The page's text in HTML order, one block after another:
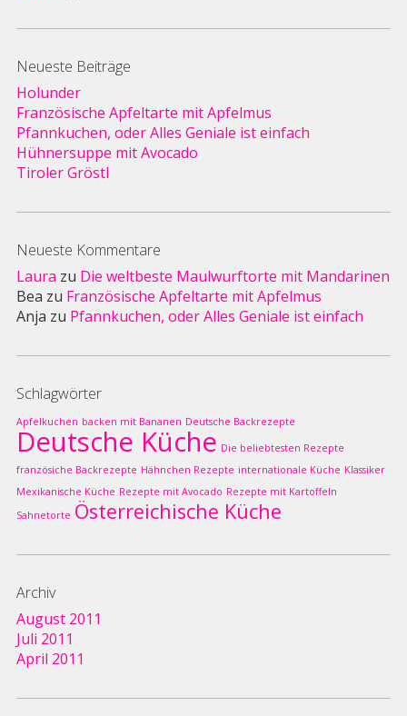
Neueste Beiträge
Holunder
Französische Apfeltarte mit Apfelmus
Pfannkuchen, oder Alles Geniale ist einfach
Hühnersuppe mit Avocado
Tiroler Gröstl
Neueste Kommentare
Laura zu Die weltbeste Maulwurftorte mit Mandarinen
Bea zu Französische Apfeltarte mit Apfelmus
Anja zu Pfannkuchen, oder Alles Geniale ist einfach
Schlagwörter
Apfelkuchen backen mit Bananen Deutsche Backrezepte
Deutsche Küche Die beliebtesten Rezepte
französiche Backrezepte Hähnchen Rezepte internationale Küche Klassiker
Mexikanische Küche Rezepte mit Avocado Rezepte mit Kartoffeln
Sahnetorte Österreichische Küche
Archiv
August 2011
Juli 2011
April 2011